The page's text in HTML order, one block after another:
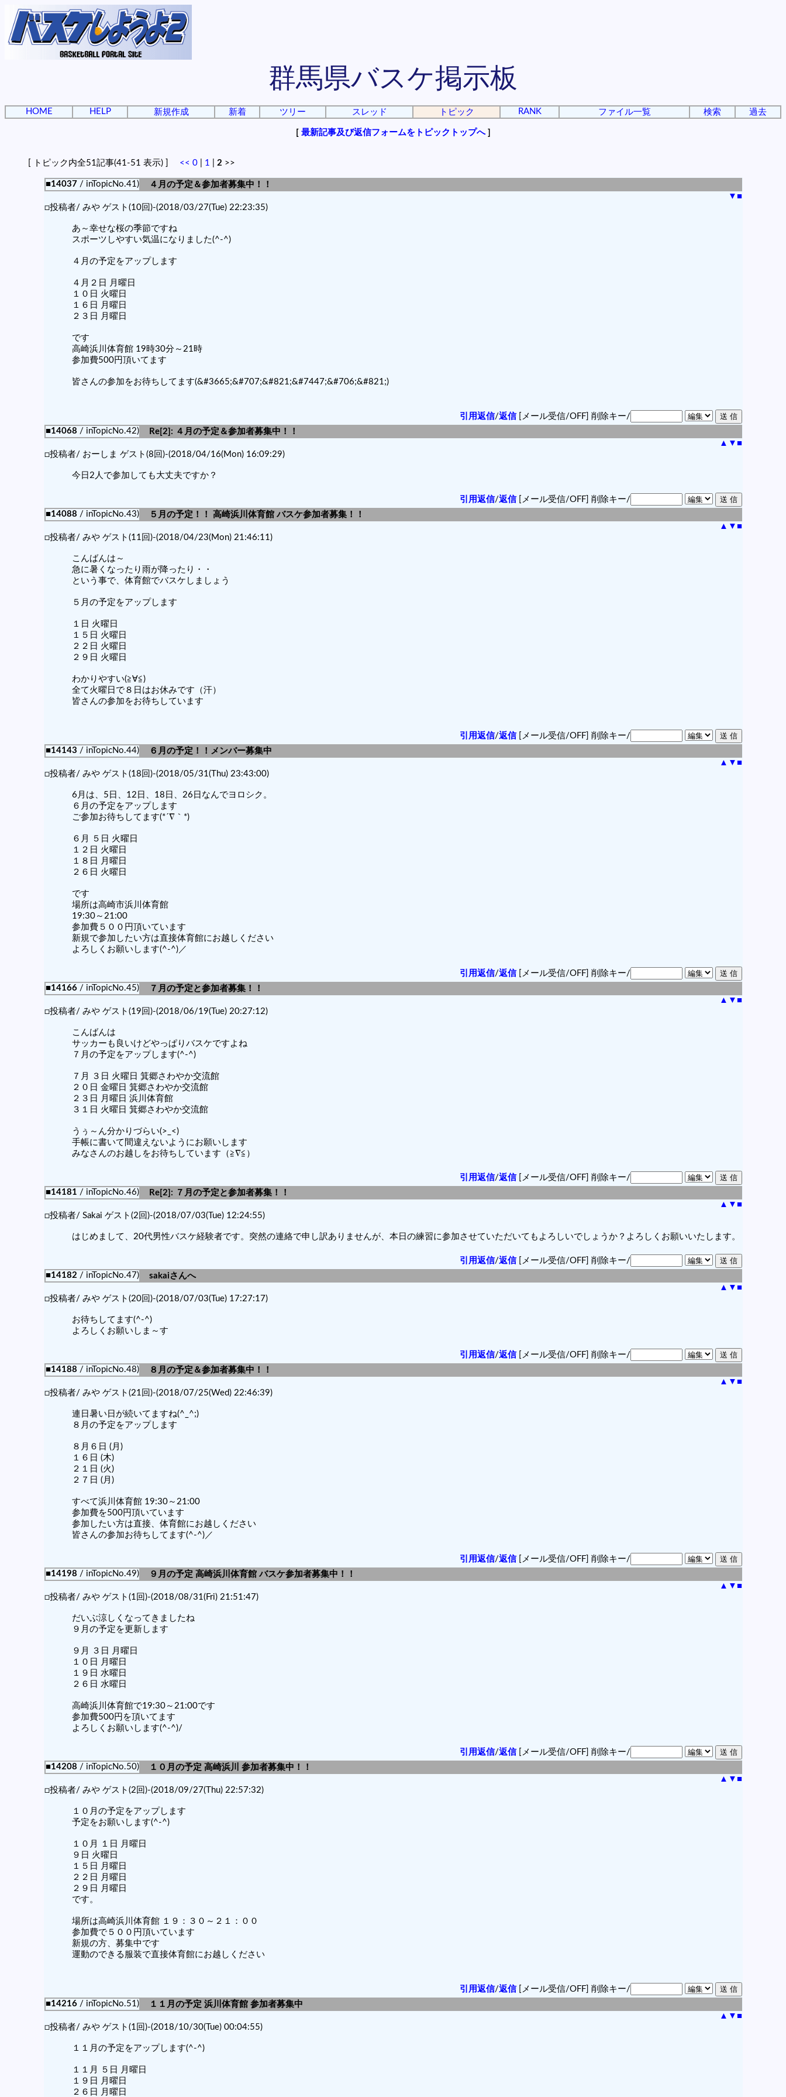
群馬県バスケ掲示板
HOME HELP 新規作成 新着 ツリー スレッド トピック RANK ファイル一覧 検索 過去
[ 最新記事及び返信フォームをトピックトップへ]
[ トピック内全51記事(41-51 表示) ] << 0 1 2 >>
■14037/ inTopicNo.41)
４月の予定＆参加者募集中！！
▼ ■
□投稿者/ みや ゲスト(10回)-(2018/03/27(Tue) 22:23:35)
あ～幸せな桜の季節ですね
スポーツしやすい気温になりました(^-^)
４月の予定をアップします
４月２日 月曜日
１０日 火曜日
１６日 月曜日
２３日 月曜日
です
高崎浜川体育館 19時30分～21時
参加費500円頂いてます
皆さんの参加をお待ちしてます(&#3665;&#707;&#821;&#7447;&#706;&#821;)
引用返信/返信[メール受信/OFF] 削除キー/
■14068 / inTopicNo.42)
Re[2]: ４月の予定＆参加者募集中！！
▲ ▼ ■
□投稿者/ おーしま ゲスト(8回)-(2018/04/16(Mon) 16:09:29)
今日2人で参加しても大丈夫ですか？
引用返信/返信[メール受信/OFF] 削除キー/
■14088 / inTopicNo.43)
５月の予定！！ 高崎浜川体育館 バスケ参加者募集！！
▲ ▼ ■
□投稿者/ みや ゲスト(11回)-(2018/04/23(Mon) 21:46:11)
こんばんは～
急に暑くなったり雨が降ったり・・
という事で、体育館でバスケしましょう
５月の予定をアップします
１日 火曜日
１５日 火曜日
２２日 火曜日
２９日 火曜日
わかりやすい(≧∀≦)
全て火曜日で８日はお休みです（汗）
皆さんの参加をお待ちしています
引用返信/返信[メール受信/OFF] 削除キー/
■14143 / inTopicNo.44)
６月の予定！！メンバー募集中
▲ ▼ ■
□投稿者/ みや ゲスト(18回)-(2018/05/31(Thu) 23:43:00)
6月は、5日、12日、18日、26日なんでヨロシク。
６月の予定をアップします
ご参加お待ちしてます(*´∇｀*)
６月 ５日 火曜日
１２日 火曜日
１８日 月曜日
２６日 火曜日
です
場所は高崎市浜川体育館
19:30～21:00
参加費５００円頂いています
新規で参加したい方は直接体育館にお越しください
よろしくお願いします(^-^)／
引用返信/返信[メール受信/OFF] 削除キー/
■14166/ inTopicNo.45)
７月の予定と参加者募集！！
▲ ▼ ■
□投稿者/ みや ゲスト(19回)-(2018/06/19(Tue) 20:27:12)
こんばんは
サッカーも良いけどやっぱりバスケですよね
７月の予定をアップします(^-^)
７月 ３日 火曜日 箕郷さわやか交流館
２０日 金曜日 箕郷さわやか交流館
２３日 月曜日 浜川体育館
３１日 火曜日 箕郷さわやか交流館
うぅ～ん分かりづらい(>_<)
手帳に書いて間違えないようにお願いします
みなさんのお越しをお待ちしています（≧∇≦）
引用返信/返信[メール受信/OFF] 削除キー/
■14181 / inTopicNo.46)
Re[2]: ７月の予定と参加者募集！！
▲ ▼ ■
□投稿者/ Sakai ゲスト(2回)-(2018/07/03(Tue) 12:24:55)
はじめまして、20代男性バスケ経験者です。突然の連絡で申し訳ありませんが、本日の練習に参加させていただいてもよろしいでしょうか？よろしくお願いいたします。
引用返信/返信[メール受信/OFF] 削除キー/
■14182 / inTopicNo.47)
sakaiさんへ
▲ ▼ ■
□投稿者/ みや ゲスト(20回)-(2018/07/03(Tue) 17:27:17)
お待ちしてます(^-^)
よろしくお願いしま～す
引用返信/返信[メール受信/OFF] 削除キー/
■14188 / inTopicNo.48)
８月の予定＆参加者募集中！！
▲ ▼ ■
□投稿者/ みや ゲスト(21回)-(2018/07/25(Wed) 22:46:39)
連日暑い日が続いてますね(^_^;)
８月の予定をアップします
８月６日 (月)
１６日 (木)
２１日 (火)
２７日 (月)
すべて浜川体育館 19:30～21:00
参加費を500円頂いています
参加したい方は直接、体育館にお越しください
皆さんの参加お待ちしてます(^-^)／
引用返信/返信[メール受信/OFF] 削除キー/
■14198 / inTopicNo.49)
９月の予定 高崎浜川体育館 バスケ参加者募集中！！
▲ ▼ ■
□投稿者/ みや ゲスト(1回)-(2018/08/31(Fri) 21:51:47)
だいぶ涼しくなってきましたね
９月の予定を更新します
９月 ３日 月曜日
１０日 月曜日
１９日 水曜日
２６日 水曜日
高崎浜川体育館で19:30～21:00です
参加費500円を頂いてます
よろしくお願いします(^-^)/
引用返信/返信[メール受信/OFF] 削除キー/
■14208 / inTopicNo.50)
１０月の予定 高崎浜川 参加者募集中！！
▲ ▼ ■
□投稿者/ みや ゲスト(2回)-(2018/09/27(Thu) 22:57:32)
１０月の予定をアップします
予定をお願いします(^-^)
１０月 １日 月曜日
９日 火曜日
１５日 月曜日
２２日 月曜日
２９日 月曜日
です。
場所は高崎浜川体育館 １９：３０～２１：００
参加費で５００円頂いています
新規の方、募集中です
運動のできる服装で直接体育館にお越しください
引用返信/返信[メール受信/OFF] 削除キー/
■14216/ inTopicNo.51)
１１月の予定 浜川体育館 参加者募集中
▲ ▼ ■
□投稿者/ みや ゲスト(1回)-(2018/10/30(Tue) 00:04:55)
１１月の予定をアップします(^-^)
１１月 ５日 月曜日
１９日 月曜日
２６日 月曜日